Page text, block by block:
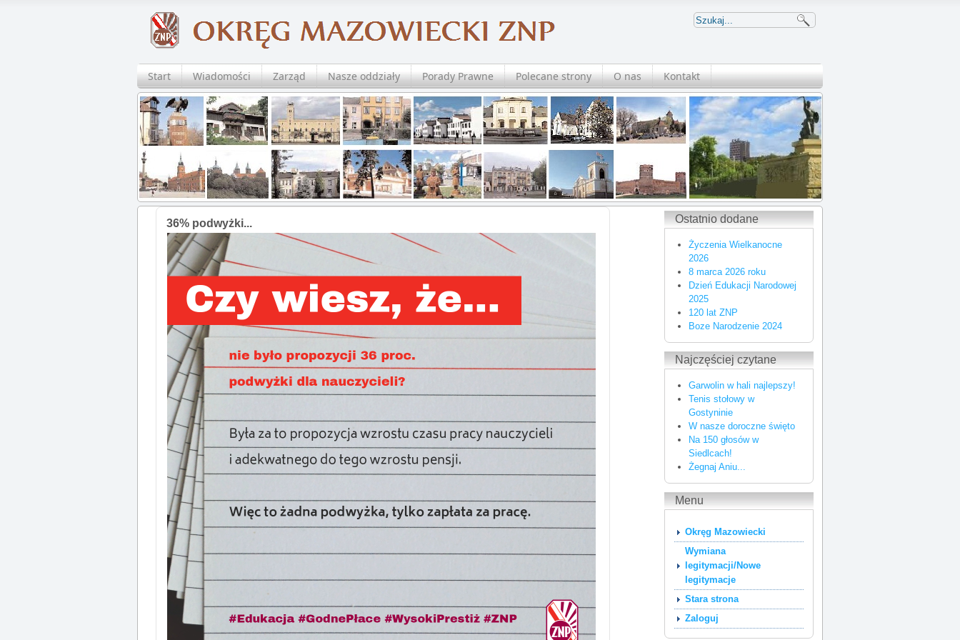
Start Wiadomości Zarząd Nasze oddziały Porady Prawne Polecane strony O nas Kontakt
36% podwyżki... Ostatnio dodane
Życzenia Wielkanocne
2026
8 marca 2026 roku
Dzień Edukacji Narodowej
2025
120 lat ZNP
Boze Narodzenie 2024
Najczęściej czytane
Garwolin w hali najlepszy!
Tenis stołowy w
Gostyninie
W nasze doroczne święto
Na 150 głosów w
Siedlcach!
Żegnaj Aniu...
Menu
Okręg Mazowiecki
Wymiana
legitymacji/Nowe
legitymacje
Stara strona
Zaloguj